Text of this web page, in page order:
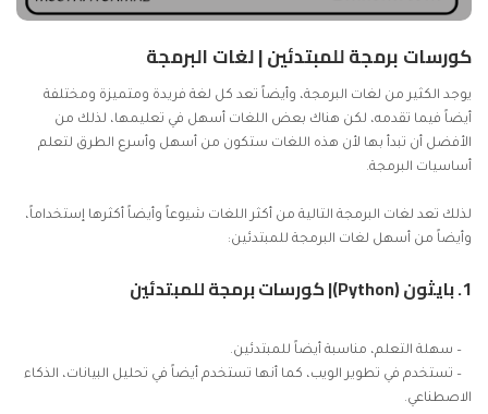
كورسات برمجة للمبتدئين | لغات البرمجة
يوجد الكثير من لغات البرمجة، وأيضاً تعد كل لغة فريدة ومتميزة ومختلفة
أيضاً فيما تقدمه، لكن هناك بعض اللغات أسهل في تعليمها، لذلك من
الأفضل أن تبدأ بها لأن هذه اللغات ستكون من أسهل وأسرع الطرق لتعلم
أساسيات البرمجة.
لذلك تعد لغات البرمجة التالية من أكثر اللغات شيوعاً وأيضاً أكثرها إستخداماً،
وأيضاً من أسهل لغات البرمجة للمبتدئين:
1. بايثون (Python)| كورسات برمجة للمبتدئين
– سهلة التعلم، مناسبة أيضاً للمبتدئين.
– تستخدم في تطوير الويب، كما أنها تستخدم أيضاً في تحليل البيانات، الذكاء
الاصطناعي.